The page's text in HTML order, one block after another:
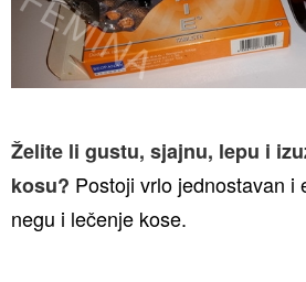
Želite li gustu, sjajnu, lepu i
kosu? Postoji vrlo jednostavan i
negu i lečenje kose.